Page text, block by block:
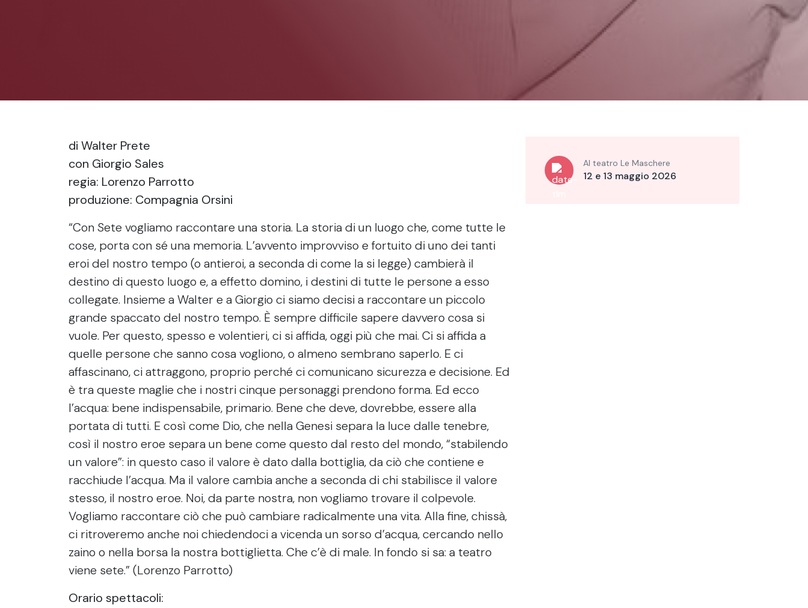
di Walter Prete
con Giorgio Sales
regia: Lorenzo Parrotto
produzione: Compagnia Orsini
“Con Sete vogliamo raccontare una storia. La storia di un luogo che, come tutte le
cose, porta con sé una memoria. L’avvento improvviso e fortuito di uno dei tanti
eroi del nostro tempo (o antieroi, a seconda di come la si legge) cambierà il
destino di questo luogo e, a effetto domino, i destini di tutte le persone a esso
collegate. Insieme a Walter e a Giorgio ci siamo decisi a raccontare un piccolo
grande spaccato del nostro tempo. È sempre difficile sapere davvero cosa si
vuole. Per questo, spesso e volentieri, ci si affida, oggi più che mai. Ci si affida a
quelle persone che sanno cosa vogliono, o almeno sembrano saperlo. E ci
affascinano, ci attraggono, proprio perché ci comunicano sicurezza e decisione. Ed
è tra queste maglie che i nostri cinque personaggi prendono forma. Ed ecco
l’acqua: bene indispensabile, primario. Bene che deve, dovrebbe, essere alla
portata di tutti. E così come Dio, che nella Genesi separa la luce dalle tenebre,
così il nostro eroe separa un bene come questo dal resto del mondo, “stabilendo
un valore”: in questo caso il valore è dato dalla bottiglia, da ciò che contiene e
racchiude l’acqua. Ma il valore cambia anche a seconda di chi stabilisce il valore
stesso, il nostro eroe. Noi, da parte nostra, non vogliamo trovare il colpevole.
Vogliamo raccontare ciò che può cambiare radicalmente una vita. Alla fine, chissà,
ci ritroveremo anche noi chiedendoci a vicenda un sorso d’acqua, cercando nello
zaino o nella borsa la nostra bottiglietta. Che c’è di male. In fondo si sa: a teatro
viene sete.” (Lorenzo Parrotto)
Orario spettacoli:
Al teatro Le Maschere
12 e 13 maggio 2026